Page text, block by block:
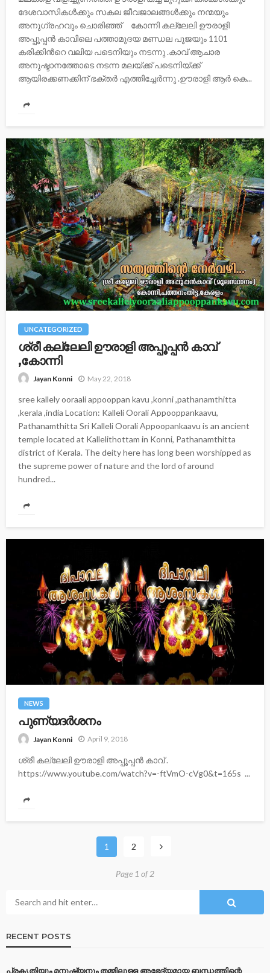
ദേശവാസികൾക്കും സകല ജീവജാലങ്ങൾക്കും നന്മയും
അനുഗ്രഹവും ചൊരിഞ്ഞ് കോന്നി കല്ലേലി ഊരാളി
അപ്പൂപ്പന്‍ കാവിലെ പത്താമുദയ മണ്ഡല പൂജയും 1101
കരിക്കിന്‍റെ വലിയ പടെനിയും നടന്നു .കാവ്‌ ആചാര
അനുഷ്ടാനത്തോടെ നടന്ന മലയ്ക്ക് പടെനിയ്ക്ക്
ആയിരക്കണക്കിന് ഭക്തര്‍ എത്തിച്ചേര്‍ന്നു .ഊരാളി ആര്‍ കെ...
UNCATEGORIZED
ശ്രീ കല്ലേലി ഊരാളി അപ്പൂപ്പന്‍ കാവ്‌
,കോന്നി
Jayan Konni May 22, 2018
sree kallely ooraali appooppan kavu ,konni ,pathanamthitta
,kerala ,india Location: Kalleli Oorali Appooppankaavu,
Pathanamthitta Sri Kalleli Oorali Appoopankaavu is an ancient
temple located at Kallelithottam in Konni, Pathanamthitta
district of Kerala. The deity here has long been worshipped as
the supreme power of nature and the lord of around
hundred...
NEWS
പുണ്യദര്‍ശനം
Jayan Konni April 9, 2018
ശ്രീ കല്ലേലി ഊരാളി അപ്പൂപ്പന്‍ കാവ് .
https://www.youtube.com/watch?v=-ftVmO-cVg0&t=165s ...
1 2
Page 1 of 2
RECENT POSTS
പ്രകൃതിയും മനുഷ്യനും തമ്മിലുള്ള അഭേദ്യമായ ബന്ധത്തിന്റെ